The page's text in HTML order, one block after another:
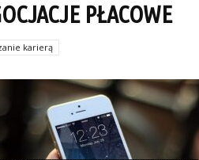
PŁACOWE
karierą